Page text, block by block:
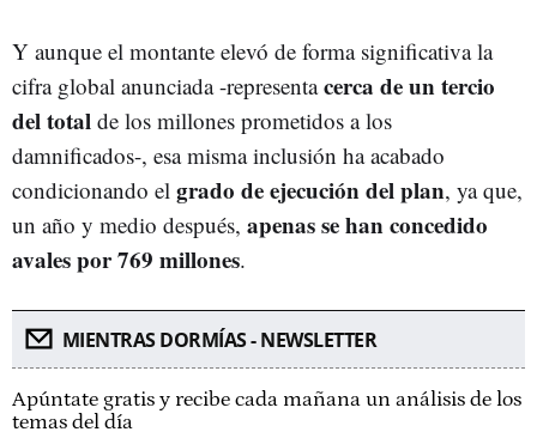
Y aunque el montante elevó de forma significativa la
cifra global anunciada -representacerca de un tercio
del total de los millones prometidos a los
damnificados-, esa misma inclusión ha acabado
condicionando el grado de ejecución del plan, ya que,
un año y medio después, apenas se han concedido
avales por 769 millones.
MIENTRAS DORMÍAS - NEWSLETTER
Apúntate gratis y recibe cada mañana un análisis de los
temas del día